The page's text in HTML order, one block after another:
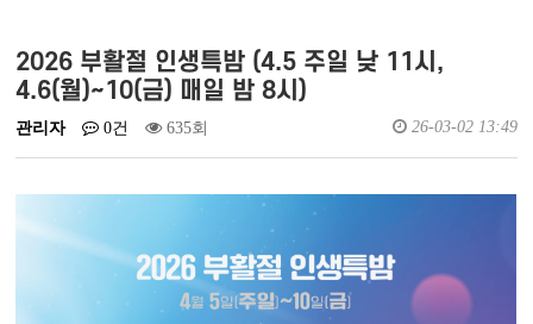
회원가입
2026 부활절 인생특밤 (4.5 주일 낮 11시,
4.6(월)~10(금) 매일 밤 8시)
관리자 0건 635회 26-03-02 13:49